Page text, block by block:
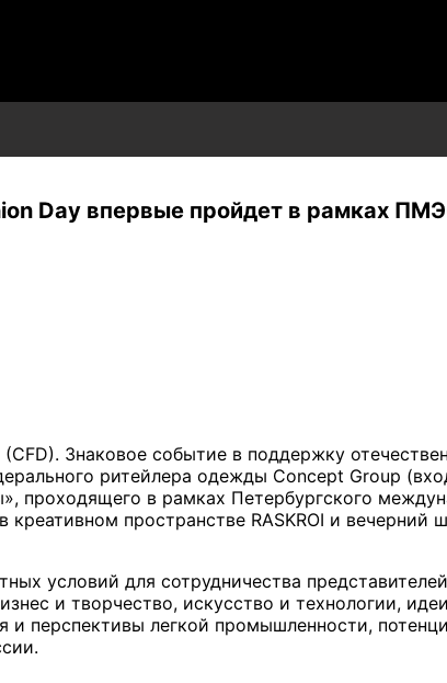
Day впервые пройдет в рамках
Знаковое событие в поддержку
ритейлера одежды Concept Group
проходящего в рамках Петербургского
пространстве RASKROI и вечерний
условий для сотрудничества
и творчество, искусство и технологии, идеи
перспективы легкой промышленности,